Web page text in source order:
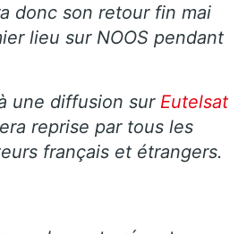
donc son retour fin mai
lieu sur NOOS pendant
une diffusion surEutelsat
reprise par tous les
français et étrangers.